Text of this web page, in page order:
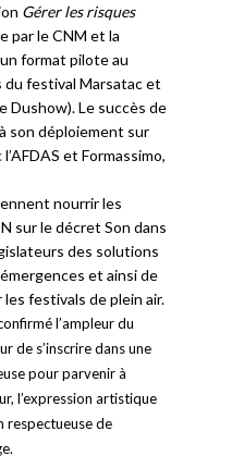
Gérer les risques
par le CNM et la
format pilote au
du festival Marsatac et
Dushow). Le succès de
son déploiement sur
et Formassimo,
nourrir les
sur le décret Son dans
des solutions
et ainsi de
les festivals de plein air.
l’ampleur du
de s’inscrire dans une
pour parvenir à
l’expression artistique
respectueuse de